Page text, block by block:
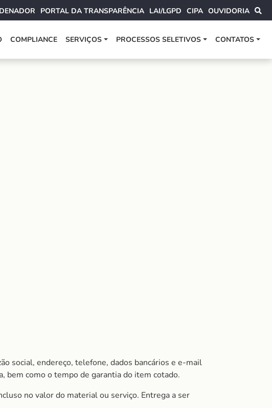
PORTAL DA TRANSPARÊNCIA LAI/LGPD CIPA OUVIDORIA
COMPLIANCE SERVIÇOS PROCESSOS SELETIVOS CONTATOS
social, endereço, telefone, dados bancários e e-mail
bem como o tempo de garantia do item cotado.
no valor do material ou serviço. Entrega a ser